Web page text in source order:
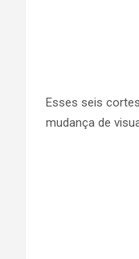
Esses seis
mudança de